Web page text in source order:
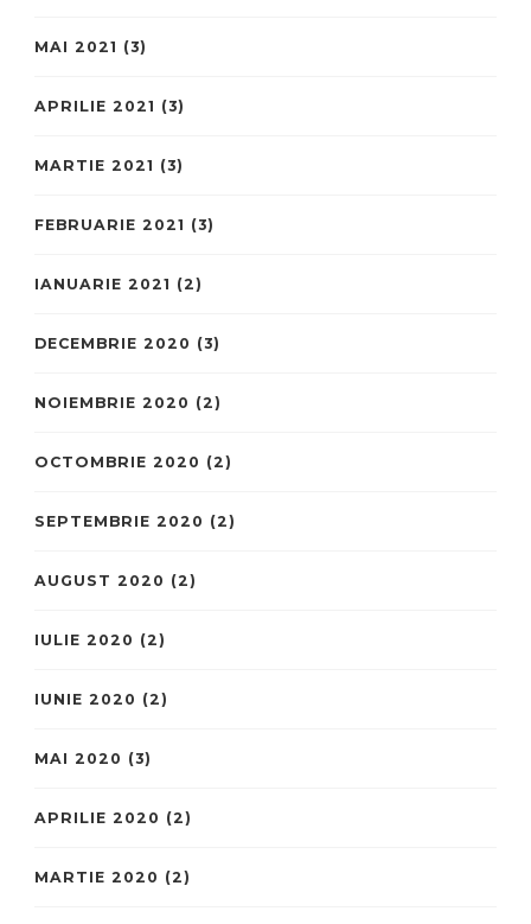
MAI 2021 (3)
APRILIE 2021 (3)
MARTIE 2021 (3)
FEBRUARIE 2021 (3)
IANUARIE 2021 (2)
DECEMBRIE 2020 (3)
NOIEMBRIE 2020 (2)
OCTOMBRIE 2020 (2)
SEPTEMBRIE 2020 (2)
AUGUST 2020 (2)
IULIE 2020 (2)
IUNIE 2020 (2)
MAI 2020 (3)
APRILIE 2020 (2)
MARTIE 2020 (2)